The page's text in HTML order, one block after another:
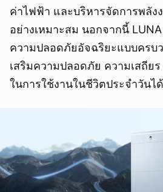
ค่าไฟฟ้า และบริหารจัดการพลัง
อย่างเหมาะสม นอกจากนี้
ความปลอดภัยอัจฉริยะแบบครบ
เสริมความปลอดภัย ความเสถีย
ในการใช้งานในชีวิตประจำวันไ